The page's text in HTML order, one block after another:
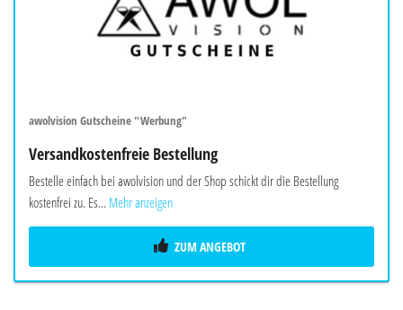
awolvision Gutscheine "Werbung"
Versandkostenfreie Bestellung
Bestelle einfach bei awolvision und der Shop schickt dir die Bestellung
kostenfrei zu. Es... Mehr anzeigen
ZUM ANGEBOT